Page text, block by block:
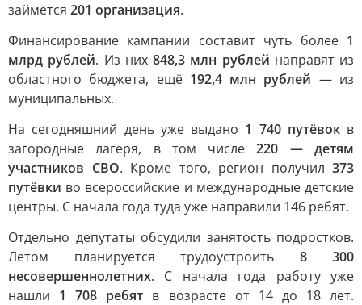
займётся 201 организация.
Финансирование кампании составит чуть более 1
млрд рублей. Из них 848,3 млн рублей направят из
областного бюджета, ещё 192,4 млн рублей — из
муниципальных.
На сегодняшний день уже выдано 1 740 путёвокв
загородные лагеря, в том числе220 — детям
участников СВО. Кроме того, регион получил 373
путёвки во всероссийские и международные детские
центры. С начала года туда уже направили 146 ребят.
Отдельно депутаты обсудили занятость подростков.
Летом планируется трудоустроить 8 300
несовершеннолетних. С начала года работу уже
нашли 1 708 ребят в возрасте от 14 до 18 лет.